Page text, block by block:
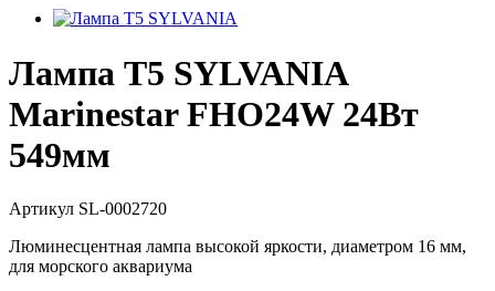
Лампа T5 SYLVANIA
Marinestar FHO24W 24Вт
549мм
Артикул SL-0002720
Люминесцентная лампа высокой яркости, диаметром 16 мм,
для морского аквариума